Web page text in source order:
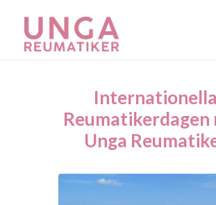
Internationella
Reumatikerdagen
Unga